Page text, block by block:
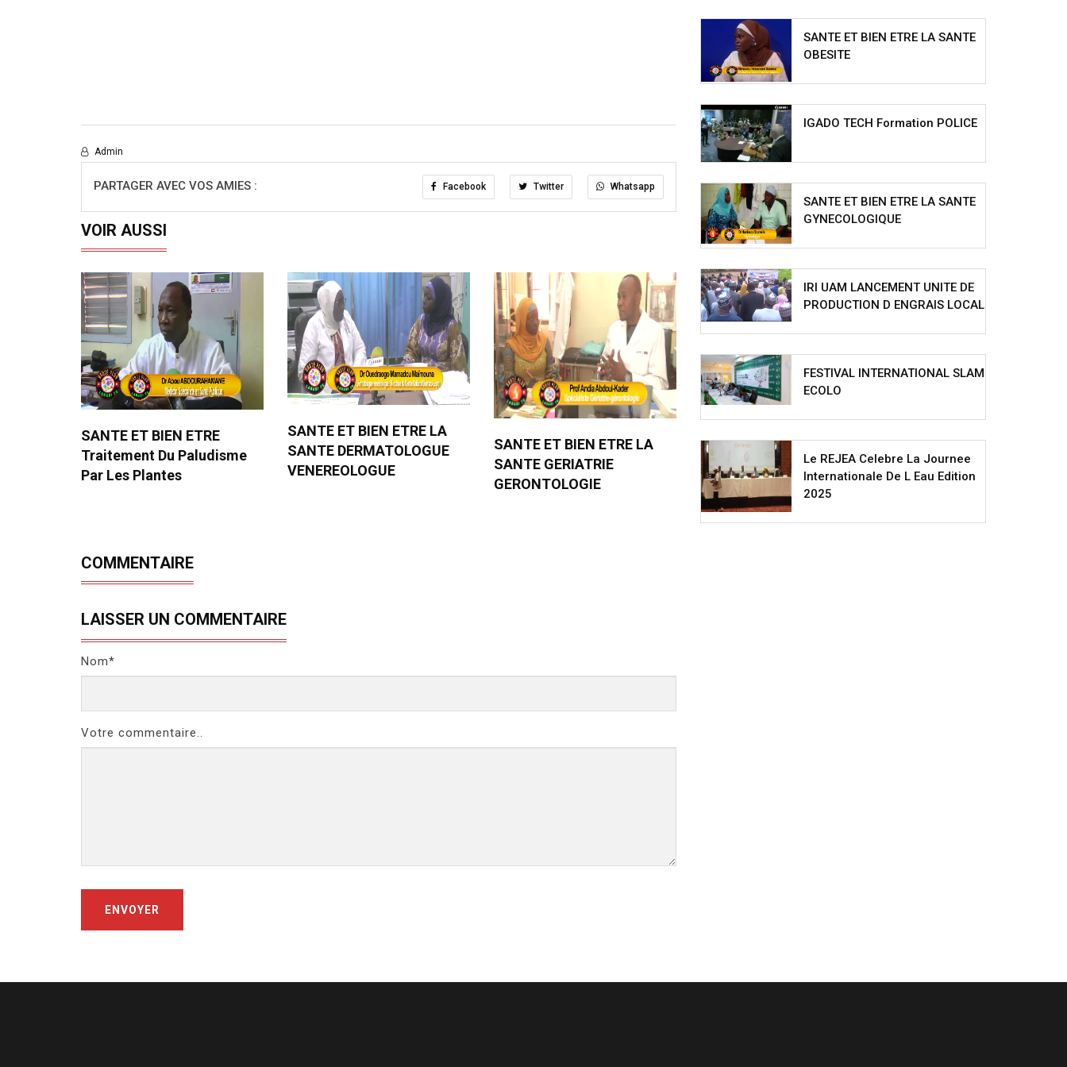
Admin
PARTAGER AVEC VOS AMIES : Facebook Twitter Whatsapp
VOIR AUSSI
SANTE ET BIEN ETRE
Traitement Du Paludisme
Par Les Plantes
SANTE ET BIEN ETRE LA
SANTE DERMATOLOGUE
VENEREOLOGUE
SANTE ET BIEN ETRE LA
SANTE GERIATRIE
GERONTOLOGIE
COMMENTAIRE
LAISSER UN COMMENTAIRE
Nom*
Votre commentaire..
ENVOYER
SANTE ET BIEN ETRE LA SANTE
OBESITE
IGADO TECH Formation POLICE
SANTE ET BIEN ETRE LA SANTE
GYNECOLOGIQUE
IRI UAM LANCEMENT UNITE DE
PRODUCTION D ENGRAIS LOCAL
FESTIVAL INTERNATIONAL SLAM
ECOLO
Le REJEA Celebre La Journee
Internationale De L Eau Edition
2025